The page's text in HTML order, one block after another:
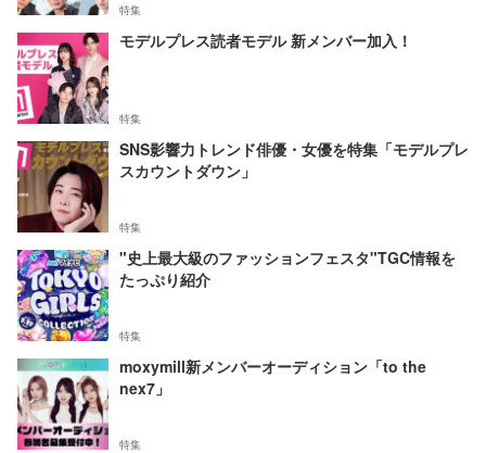
特集
モデルプレス読者モデル 新メンバー加入！
特集
SNS影響力トレンド俳優・女優を特集「モデルプレ
スカウントダウン」
特集
"史上最大級のファッションフェスタ"TGC情報を
たっぷり紹介
特集
moxymill新メンバーオーディション「to the
nex7」
特集